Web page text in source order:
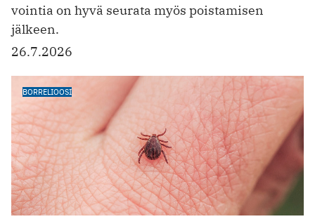
vointia on hyvä seurata myös poistamisen
jälkeen.
26.7.2026
BORRELIOOSI